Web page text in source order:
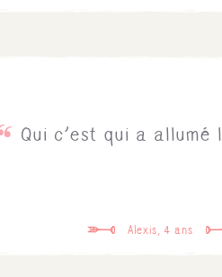
Qui c'est qui a allumé
Alexis, 4 ans